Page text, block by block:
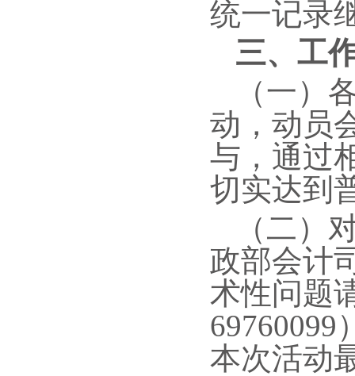
统一记录
三、工
（一）
动，动员
与，通过
切实达到
（二）
政部会计
术性问题
本次活动